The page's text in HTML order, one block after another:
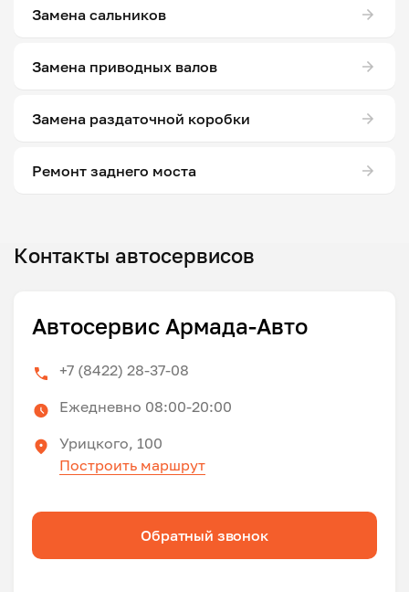
Замена сальников
Замена приводных валов
Замена раздаточной коробки
Ремонт заднего моста
Контакты автосервисов
Автосервис Армада-Авто
+7 (8422) 28-37-08
Ежедневно 08:00-20:00
Урицкого, 100
Построить маршрут
Обратный звонок